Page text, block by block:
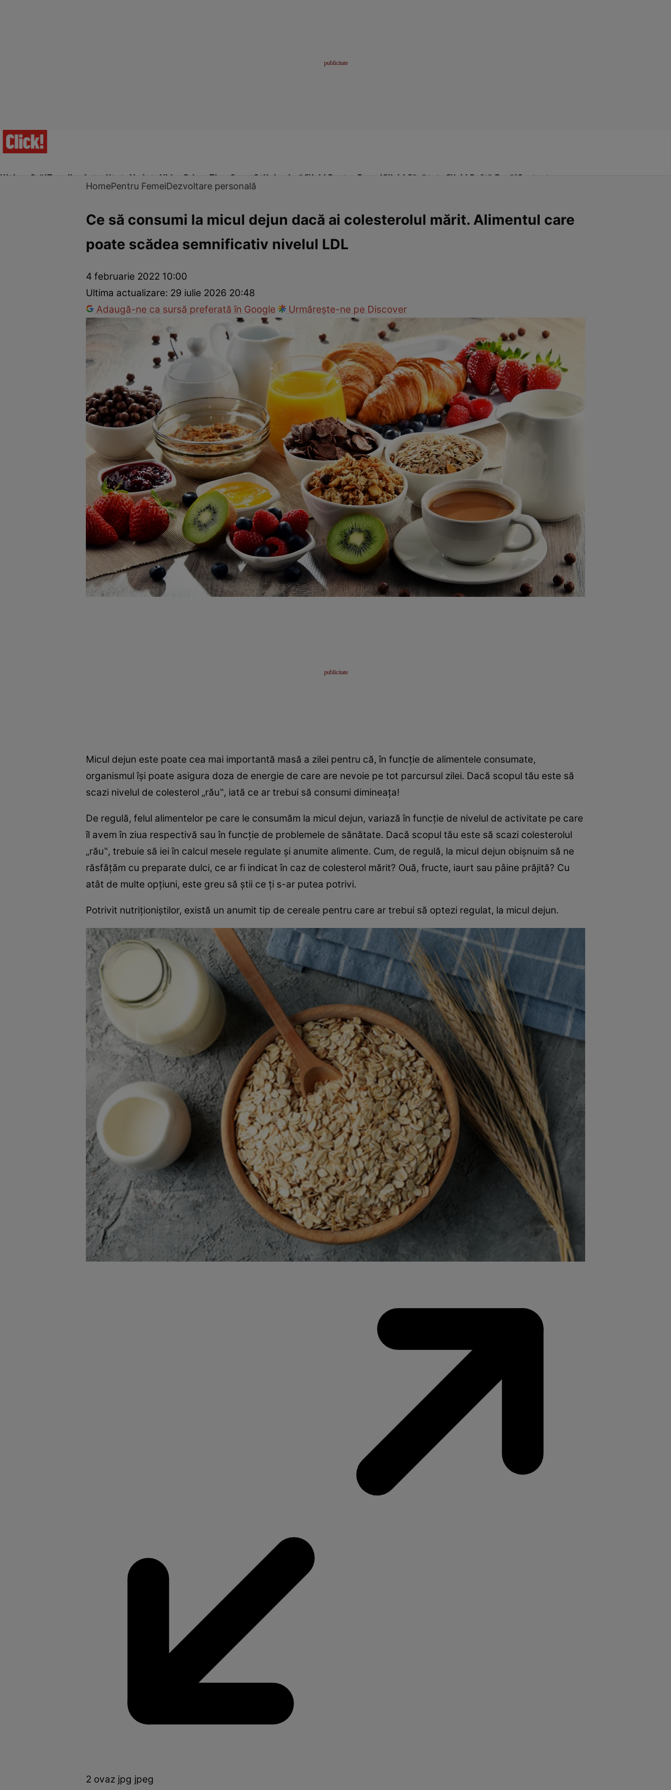
Ultima Oră!Trending Actualitate Vedete Video Prime Time SportStil de viațăClick! Pentru FemeiClick! Sănătate Click! Poftă Bună!Contact
Dezvoltare personalăÎngrijire personalăCasă și grădinăModă
HomePentru FemeiDezvoltare personală
Ce să consumi la micul dejun dacă ai colesterolul mărit. Alimentul care
poate scădea semnificativ nivelul LDL
4 februarie 2022 10:00
Ultima actualizare: 29 iulie 2026 20:48
Adaugă-ne ca sursă preferată în Google
Urmărește-ne pe Discover
Micul dejun este poate cea mai importantă masă a zilei pentru că, în funcţie de alimentele consumate,
organismul îşi poate asigura doza de energie de care are nevoie pe tot parcursul zilei. Dacă scopul tău este să
scazi nivelul de colesterol „rău‟, iată ce ar trebui să consumi dimineaţa!
De regulă, felul alimentelor pe care le consumăm la micul dejun, variază în funcţie de nivelul de activitate pe care
îl avem în ziua respectivă sau în funcţie de problemele de sănătate. Dacă scopul tău este să scazi colesterolul
„rău‟, trebuie să iei în calcul mesele regulate şi anumite alimente. Cum, de regulă, la micul dejun obişnuim să ne
răsfăţăm cu preparate dulci, ce ar fi indicat în caz de colesterol mărit? Ouă, fructe, iaurt sau pâine prăjită? Cu
atât de multe opţiuni, este greu să ştii ce ţi s-ar putea potrivi.
Potrivit nutriţioniştilor, există un anumit tip de cereale pentru care ar trebui să optezi regulat, la micul dejun.
2 ovaz jpg jpeg